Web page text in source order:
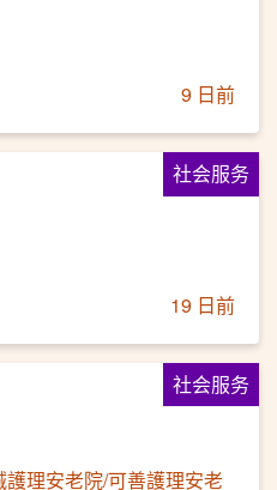
9 日前
社会服务
19 日前
社会服务
理安老院/可善護理安老